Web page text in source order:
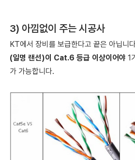
3) 아낌없이 주는 시공사
KT에서 장비를 보급한다고 끝은 아닙니
(일명 랜선)이 Cat.6 등급 이상이어야 1
가 가능합니다.